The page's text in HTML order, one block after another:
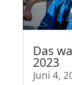
Das
2023
Juni 4,